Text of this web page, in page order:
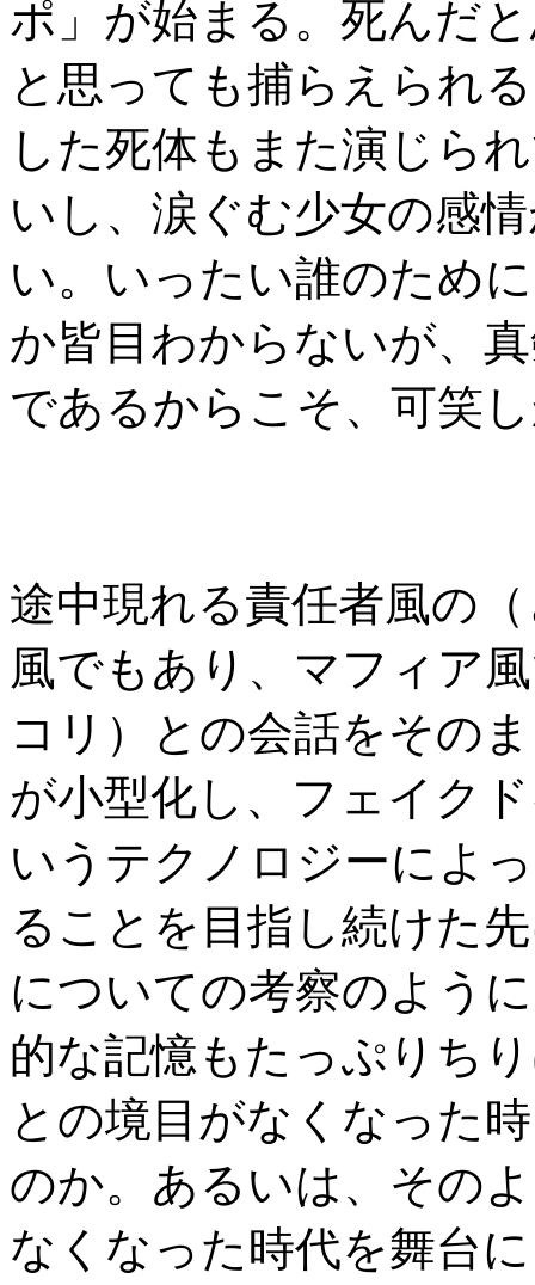
ポ」が始まる。死んだ
と思っても捕らえられ
した死体もまた演じら
いし、涙ぐむ少女の感
い。いったい誰のため
か皆目わからないが、
であるからこそ、可笑
途中現れる責任者風の
風でもあり、マフィア
コリ）との会話をその
が小型化し、フェイク
いうテクノロジーによ
ることを目指し続けた
についての考察のよう
的な記憶もたっぷりち
との境目がなくなった
のか。あるいは、その
なくなった時代を舞台